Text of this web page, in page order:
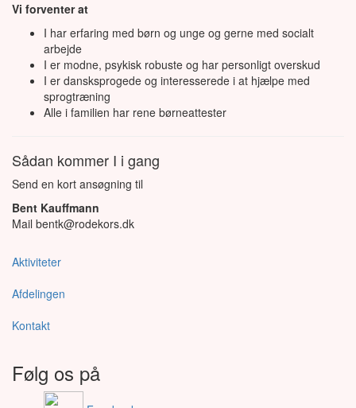
Vi forventer at
I har erfaring med børn og unge og gerne med socialt
arbejde
I er modne, psykisk robuste og har personligt overskud
I er dansksprogede og interesserede i at hjælpe med
sprogtræning
Alle i familien har rene børneattester
Sådan kommer I i gang
Send en kort ansøgning til
Bent Kauffmann
Mail bentk@rodekors.dk
Aktiviteter
Afdelingen
Kontakt
Følg os på